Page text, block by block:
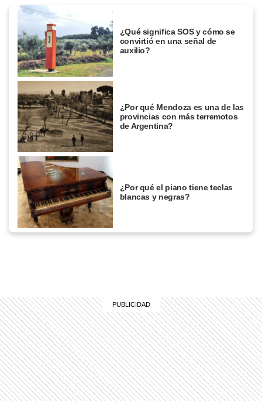
¿Qué significa SOS y cómo se
convirtió en una señal de
auxilio?
¿Por qué Mendoza es una de las
provincias con más terremotos
de Argentina?
¿Por qué el piano tiene teclas
blancas y negras?